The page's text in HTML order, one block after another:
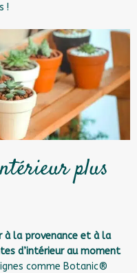
!
plus
à la provenance et à la
d’intérieur au moment
comme Botanic®